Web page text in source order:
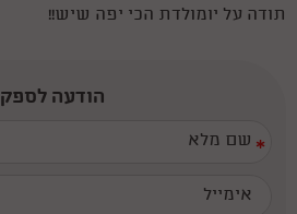
תודה על יומולדת הכי יפה שיש!!
הודעה לספק
*